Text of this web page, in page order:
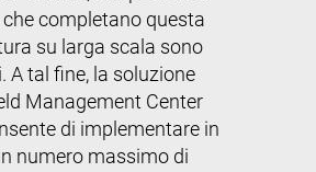
completano questa
su larga scala sono
A tal fine, la soluzione
Management Center
di implementare in
numero massimo di